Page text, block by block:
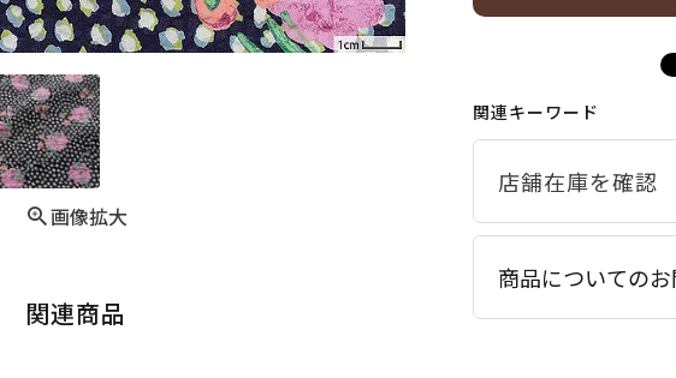
画像拡大
関連商品
関連キーワード
商品についての